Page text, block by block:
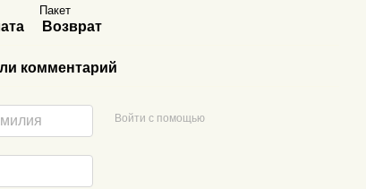
Пакет
Возврат
комментарий
Войти с помощью